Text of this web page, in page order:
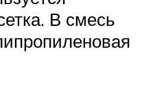
В смесь